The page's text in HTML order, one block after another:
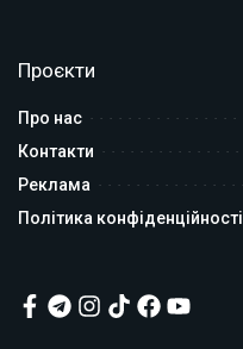
Проєкти
Про нас
Контакти
Реклама
Політика конфіденційності